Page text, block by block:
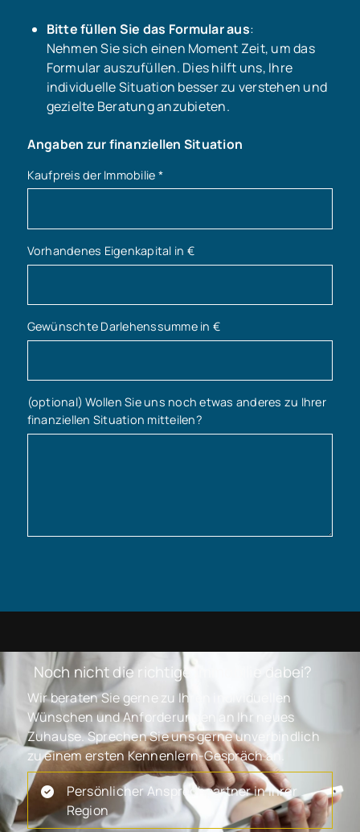
Bitte füllen Sie das Formular aus:
Nehmen Sie sich einen Moment Zeit, um das
Formular auszufüllen. Dies hilft uns, Ihre
individuelle Situation besser zu verstehen und
gezielte Beratung anzubieten.
Angaben zur finanziellen Situation
Kaufpreis der Immobilie *
Vorhandenes Eigenkapital in €
Gewünschte Darlehenssumme in €
(optional) Wollen Sie uns noch etwas anderes zu Ihrer
finanziellen Situation mitteilen?
Noch nicht die richtige Immobilie dabei?
Wir beraten Sie gerne zu Ihren individuellen
Wünschen und Anforderungen an Ihr neues
Zuhause. Sprechen Sie uns gerne unverbindlich
zu einem ersten Kennenlern-Gespräch an.
Persönlicher Ansprechpartner in Ihrer
Region